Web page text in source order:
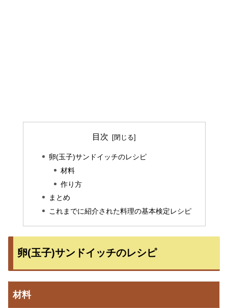
目次
卵(玉子)サンドイッチのレシピ
材料
作り方
まとめ
これまでに紹介された料理の基本検定レシピ
卵(玉子)サンドイッチのレシピ
材料